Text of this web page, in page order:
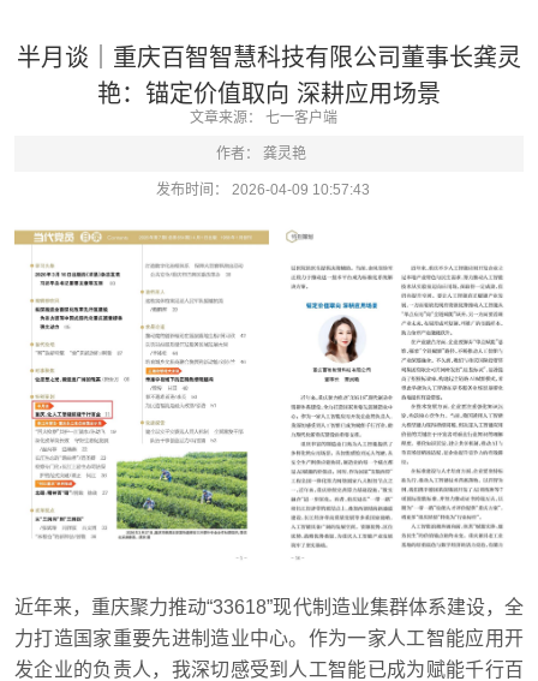
半月谈｜重庆百智智慧科技有限公司董事长龚灵
艳：锚定价值取向 深耕应用场景
文章来源： 七一客户端
作者： 龚灵艳
发布时间： 2026-04-09 10:57:43
近年来，重庆聚力推动“33618”现代制造业集群体系建设，全
力打造国家重要先进制造业中心。作为一家人工智能应用开
发企业的负责人，我深切感受到人工智能已成为赋能千行百